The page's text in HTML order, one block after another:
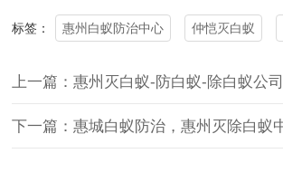
标签： 惠州白蚁防治中心 仲恺灭白蚁